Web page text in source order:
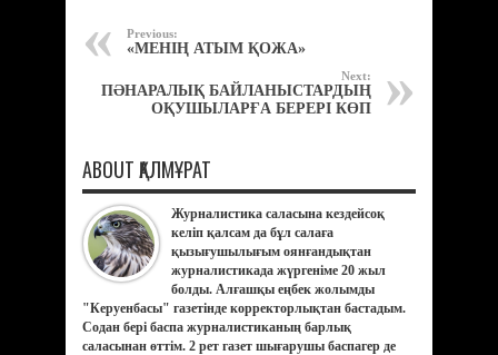
Previous:
«МЕНІҢ АТЫМ ҚОЖА»
Next:
ПӘНАРАЛЫҚ БАЙЛАНЫСТАРДЫҢ
ОҚУШЫЛАРҒА БЕРЕРІ КӨП
ABOUT ҚАЛМҰРАТ
Журналистика саласына кездейсоқ
келіп қалсам да бұл салаға
қызығушылығым оянғандықтан
журналистикада жүргеніме 20 жыл
болды. Алғашқы еңбек жолымды
"Керуенбасы" газетінде корректорлықтан бастадым.
Содан бері баспа журналистиканың барлық
саласынан өттім. 2 рет газет шығарушы баспагер де